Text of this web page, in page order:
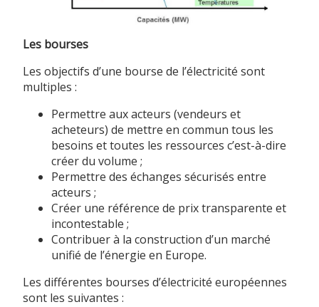
Les bourses
Les objectifs d’une bourse de l’électricité sont
multiples :
Permettre aux acteurs (vendeurs et
acheteurs) de mettre en commun tous les
besoins et toutes les ressources c’est-à-dire
créer du volume ;
Permettre des échanges sécurisés entre
acteurs ;
Créer une référence de prix transparente et
incontestable ;
Contribuer à la construction d’un marché
unifié de l’énergie en Europe.
Les différentes bourses d’électricité européennes
sont les suivantes :